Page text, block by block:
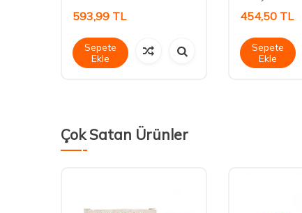
593,99 TL
Sepete
Ekle
454,50 TL
Sepete
Ekle
Çok Satan Ürünler